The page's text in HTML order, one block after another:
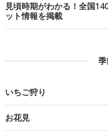
見頃時期がわかる！全国
ット情報を掲載
いちご狩り
お花見